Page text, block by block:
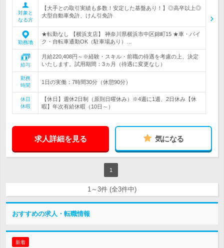
対象と
なる方
【大手との取引実績も多数！安定した基盤あり！】◎高卒以上◎
大型自動車免許、けん引免許
勤務地
★転勤なし 【横浜支店】 神奈川県横浜市中区錦町15 ★車・バイ
ク・自転車通勤OK（駐車場あり）…
給与
月給220,408円～※経験・スキル・前職の待遇を考慮の上、決定
いたします。試用期間：3ヵ月（待遇に変更なし）
勤務
時間
1日の実働：7時間30分（休憩90分）
休日
休暇
【休日】週休2日制（原則日曜休み）※4週に1週、2日休み【休
暇】年次有給休暇（10日～）
求人詳細を見る 気になる
1
1～3件 (全3件中)
おすすめの求人・転職情報
新着